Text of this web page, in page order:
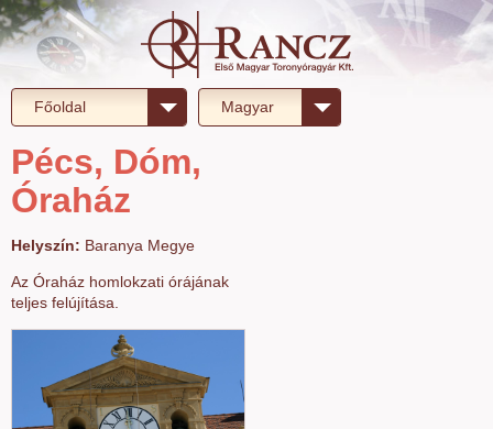
Főoldal Magyar
Pécs, Dóm,
Óraház
Helyszín: Baranya Megye
Az Óraház homlokzati órájának
teljes felújítása.